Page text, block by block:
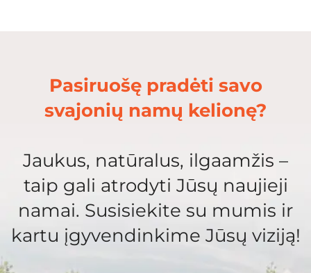
Pasiruošę pradėti savo
svajonių namų kelionę?
Jaukus, natūralus, ilgaamžis –
taip gali atrodyti Jūsų naujieji
namai. Susisiekite su mumis ir
kartu įgyvendinkime Jūsų viziją!